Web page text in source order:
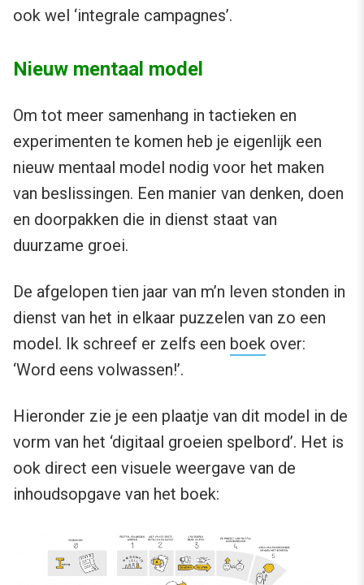
ook wel ‘integrale campagnes’.
Nieuw mentaal model
Om tot meer samenhang in tactieken en
experimenten te komen heb je eigenlijk een
nieuw mentaal model nodig voor het maken
van beslissingen. Een manier van denken, doen
en doorpakken die in dienst staat van
duurzame groei.
De afgelopen tien jaar van m’n leven stonden in
dienst van het in elkaar puzzelen van zo een
model. Ik schreef er zelfs een boek over:
‘Word eens volwassen!’.
Hieronder zie je een plaatje van dit model in de
vorm van het ‘digitaal groeien spelbord’. Het is
ook direct een visuele weergave van de
inhoudsopgave van het boek: